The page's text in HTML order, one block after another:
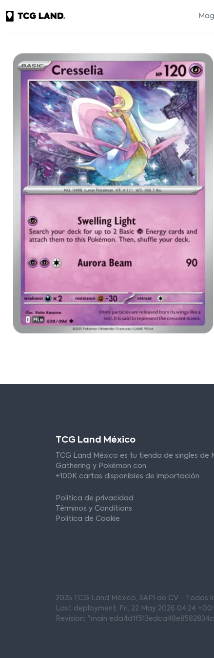
TCG Land México
TCG Land México es tu tienda de singles de
Gathering y Pokémon con
+100K cartas disponibles de importación
Política de privacidad
Términos y Conditions
Política de Cookie
2025 TCG Land México, SAPI de CV - Todos
Last deployment: Fri, 22 May 2026 04:24
Revision: "main